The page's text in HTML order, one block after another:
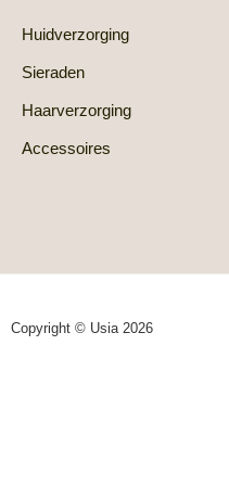
Huidverzorging
Sieraden
Haarverzorging
Accessoires
Copyright © Usia 2026